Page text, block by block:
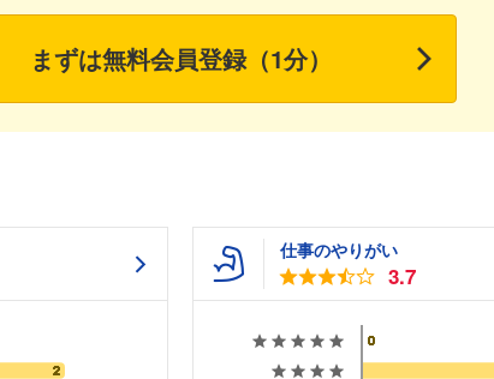
まずは無料会員登録（1分）
仕事のやりがい
3.7